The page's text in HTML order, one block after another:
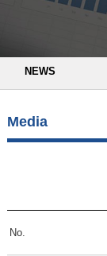
NEWS
Media
No.